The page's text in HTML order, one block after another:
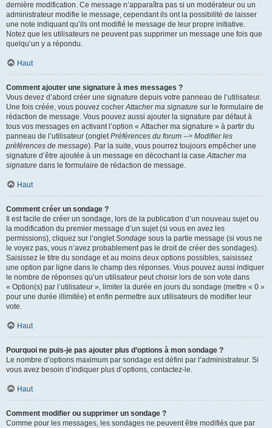
dernière modification. Ce message n’apparaîtra pas si un modérateur ou un
administrateur modifie le message, cependant ils ont la possibilité de laisser
une note indiquant qu’ils ont modifié le message de leur propre initiative.
Notez que les utilisateurs ne peuvent pas supprimer un message une fois que
quelqu’un y a répondu.
Haut
Comment ajouter une signature à mes messages ?
Vous devez d’abord créer une signature depuis votre panneau de l’utilisateur.
Une fois créée, vous pouvez cocherAttacher ma signature sur le formulaire de
rédaction de message. Vous pouvez aussi ajouter la signature par défaut à
tous vos messages en activant l’option « Attacher ma signature » à partir du
panneau de l’utilisateur (ongletPréférences du forum --> Modifier les
préférences de message). Par la suite, vous pourrez toujours empêcher une
signature d’être ajoutée à un message en décochant la caseAttacher ma
signature dans le formulaire de rédaction de message.
Haut
Comment créer un sondage ?
Il est facile de créer un sondage, lors de la publication d’un nouveau sujet ou
la modification du premier message d’un sujet (si vous en avez les
permissions), cliquez sur l’ongletSondage sous la partie message (si vous ne
le voyez pas, vous n’avez probablement pas le droit de créer des sondages).
Saisissez le titre du sondage et au moins deux options possibles, saisissez
une option par ligne dans le champ des réponses. Vous pouvez aussi indiquer
le nombre de réponses qu’un utilisateur peut choisir lors de son vote dans
« Option(s) par l’utilisateur », limiter la durée en jours du sondage (mettre « 0 »
pour une durée illimitée) et enfin permettre aux utilisateurs de modifier leur
vote.
Haut
Pourquoi ne puis-je pas ajouter plus d’options à mon sondage ?
Le nombre d’options maximum par sondage est défini par l’administrateur. Si
vous avez besoin d’indiquer plus d’options, contactez-le.
Haut
Comment modifier ou supprimer un sondage ?
Comme pour les messages, les sondages ne peuvent être modifiés que par